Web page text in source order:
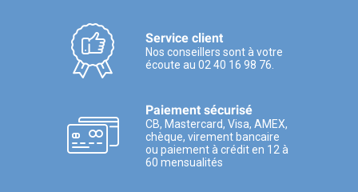
Service client
Nos conseillers sont à votre
écoute au 02 40 16 98 76.
Paiement sécurisé
CB, Mastercard, Visa, AMEX,
chèque, virement bancaire
ou paiement à crédit en 12 à
60 mensualités